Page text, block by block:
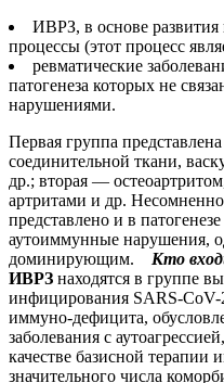
ИВРЗ, в основе
процессы (этот процесс
ревматические
патогенеза которых не
нарушениями.
Первая группа
соединительной ткани,
др.; вторая —
артритами и др.
представлено и в
аутоиммунные нарушения,
доминирующим. Кто
ИВРЗ находятся в группе
инфицирования SARS-CoV-
иммуно-дефицита,
заболевания с
качестве базисной терапии
значительного числа